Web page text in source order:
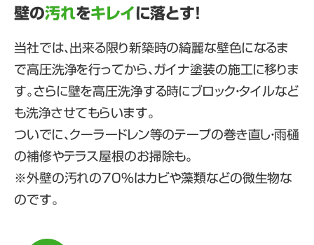
壁の汚れをキレイに落とす！
当社では、出来る限り新築時の綺麗な壁色になるま
で高圧洗浄を行ってから、ガイナ塗装の施工に移りま
す。さらに壁を高圧洗浄する時にブロック・タイルなど
も洗浄させてもらいます。
ついでに、クーラードレン等のテープの巻き直し・雨樋
の補修やテラス屋根のお掃除も。
※外壁の汚れの70％はカビや藻類などの微生物な
のです。